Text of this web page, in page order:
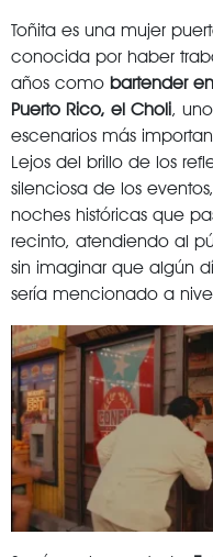
Toñita es una mujer
conocida por haber
años como bartender
Puerto Rico, el Choli,
escenarios más
Lejos del brillo de los
silenciosa de los
noches históricas que
recinto, atendiendo al
sin imaginar que algún
sería mencionado a